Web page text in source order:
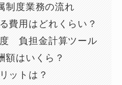
制度業務の流れ
費用はどれくらい？
負担金計算ツール
額はいくら？
ットは？